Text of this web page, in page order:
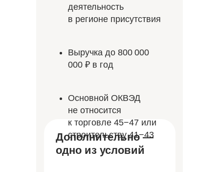
Дополнительно —
одно из условий
деятельность
в регионе присутствия
Выручка до 800 000
000 ₽ в год
Основной ОКВЭД
не относится
к торговле 45−47 или
строительству 41−43